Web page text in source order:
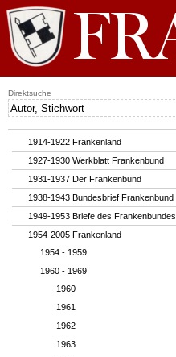
1914-1922 Frankenland
1927-1930 Werkblatt Frankenbund
1931-1937 Der Frankenbund
1938-1943 Bundesbrief Frankenbund
1949-1953 Briefe des Frankenbundes
1954-2005 Frankenland
1954 - 1959
1960 - 1969
1960
1961
1962
1963
Direktsuche